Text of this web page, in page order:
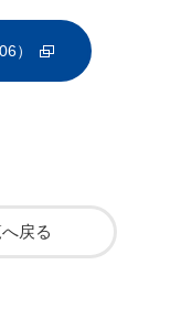
）
戻る